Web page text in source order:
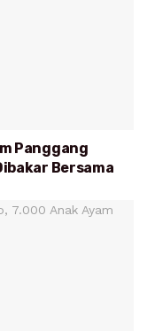
Panggang
Bersama